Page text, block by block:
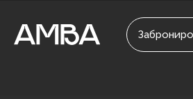
Забронировать стол